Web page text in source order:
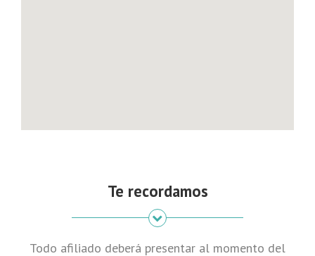
Te recordamos
Todo afiliado deberá presentar al momento del